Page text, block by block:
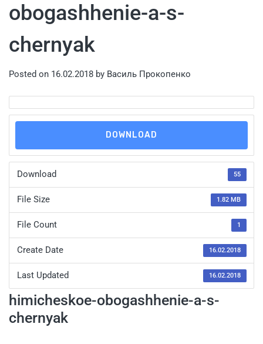
obogashhenie-a-s-
chernyak
Posted on 16.02.2018 by Василь Прокопенко
DOWNLOAD
Download 55
File Size 1.82 MB
File Count 1
Create Date 16.02.2018
Last Updated 16.02.2018
himicheskoe-obogashhenie-a-s-
chernyak